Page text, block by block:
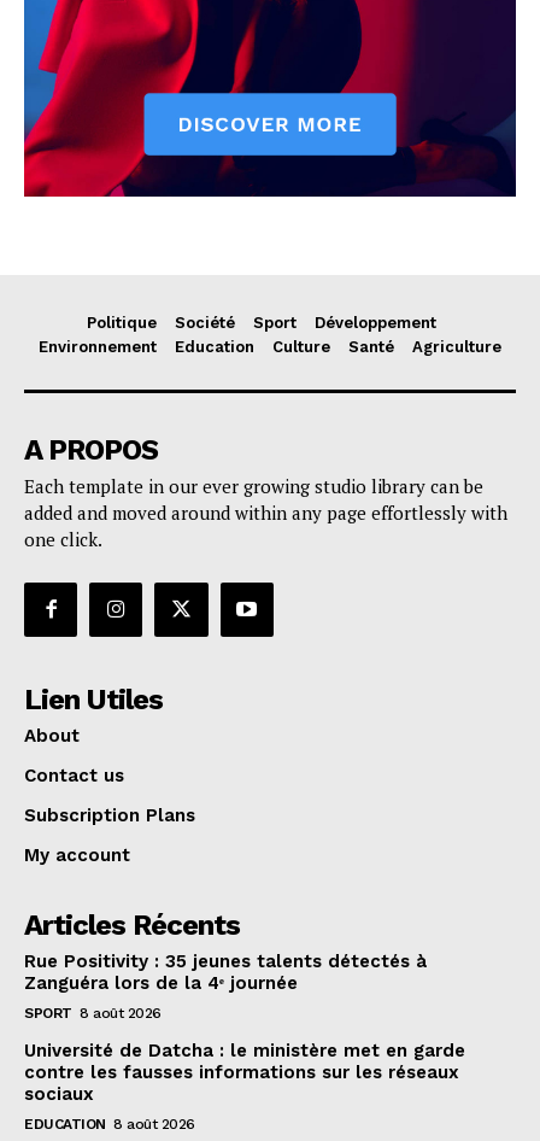
Politique Société Sport
Développement
Environnement
Education Culture Santé Agriculture
A PROPOS
Each template in our ever growing studio library can be
added and moved around within any page effortlessly with
one click.
Lien Utiles
About
Contact us
Subscription Plans
My account
Articles Récents
Rue Positivity : 35 jeunes talents détectés à
Zanguéra lors de la 4ᵉ journée
SPORT 8 août 2026
Université de Datcha : le ministère met en garde
contre les fausses informations sur les réseaux
sociaux
EDUCATION 8 août 2026